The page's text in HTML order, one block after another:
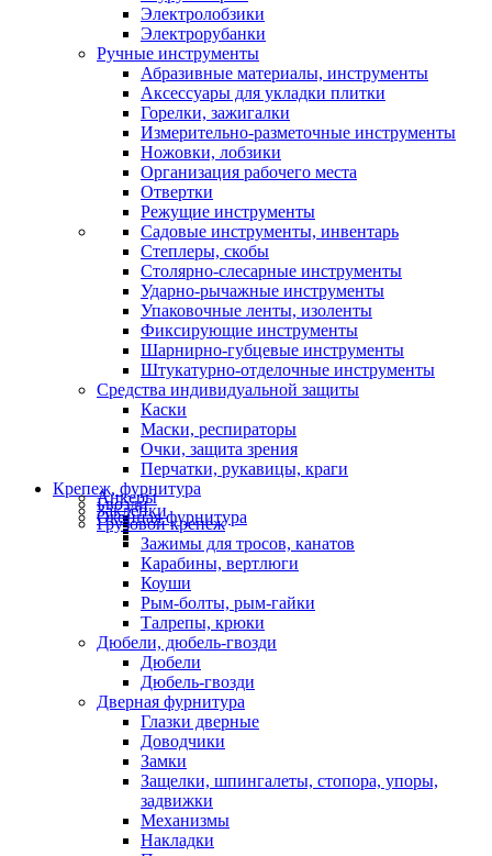
Электролобзики
Электрорубанки
Ручные инструменты
Абразивные материалы, инструменты
Аксессуары для укладки плитки
Горелки, зажигалки
Измерительно-разметочные инструменты
Ножовки, лобзики
Организация рабочего места
Отвертки
Режущие инструменты
Садовые инструменты, инвентарь
Степлеры, скобы
Столярно-слесарные инструменты
Ударно-рычажные инструменты
Упаковочные ленты, изоленты
Фиксирующие инструменты
Шарнирно-губцевые инструменты
Штукатурно-отделочные инструменты
Средства индивидуальной защиты
Каски
Маски, респираторы
Очки, защита зрения
Перчатки, рукавицы, краги
Крепеж, фурнитура
Анкеры
Гвозди
Заклепки
Оконная фурнитура
Грузовой крепеж
Зажимы для тросов, канатов
Карабины, вертлюги
Коуши
Рым-болты, рым-гайки
Талрепы, крюки
Дюбели, дюбель-гвозди
Дюбели
Дюбель-гвозди
Дверная фурнитура
Глазки дверные
Доводчики
Замки
Защелки, шпингалеты, стопора, упоры,
задвижки
Механизмы
Накладки